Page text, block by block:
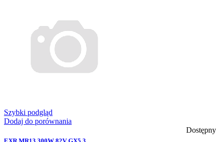
Szybki podgląd
Dodaj do porównania
Dostępny